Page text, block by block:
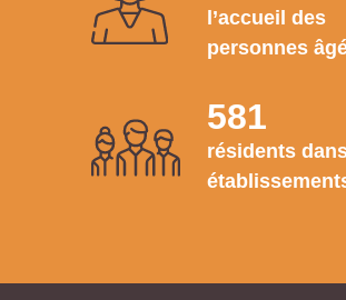
l’accueil des
personnes
581
résidents